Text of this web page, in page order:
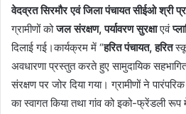
वेदव्रत सिरमौर एवं जिला पंचायत सीईओ श्री
ग्रामीणों कोजल संरक्षण, पर्यावरण सुरक्षाएवं
दिलाई गई।कार्यक्रम में “हरित पंचायत, हरित
अवधारणा प्रस्तुत करते हुए सामुदायिक
संरक्षण पर जोर दिया गया। ग्रामीणों ने
का स्वागत किया तथा गांव को इको-फ्रेंडली